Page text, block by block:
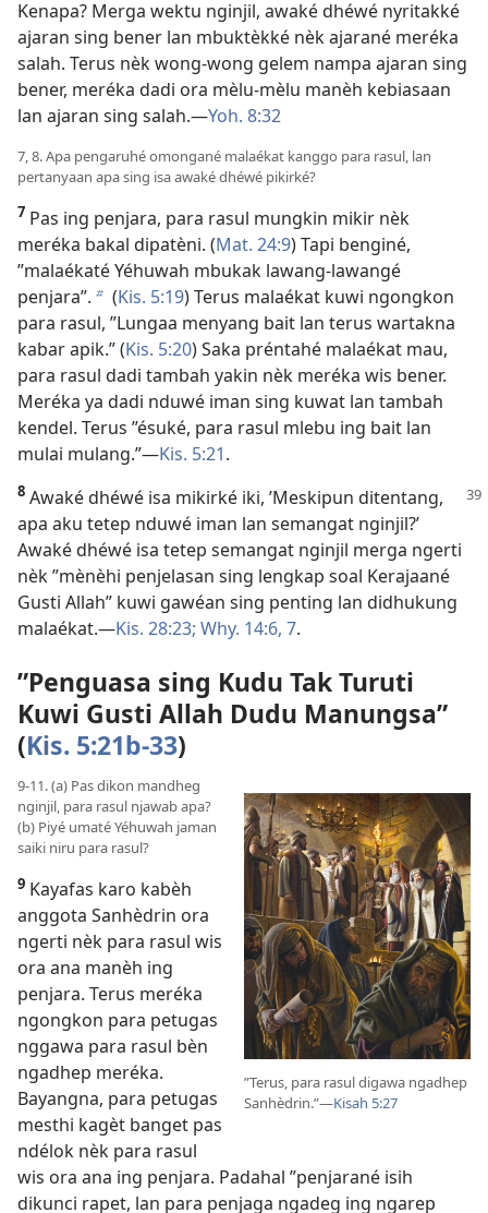
Kenapa? Merga wektu nginjil, awaké dhéwé nyritakké
ajaran sing bener lan mbuktèkké nèk ajarané meréka
salah. Terus nèk wong-wong gelem nampa ajaran sing
bener, meréka dadi ora mèlu-mèlu manèh kebiasaan
lan ajaran sing salah.​—Yoh. 8:32
7, 8. Apa pengaruhé omongané malaékat kanggo para rasul, lan
pertanyaan apa sing isa awaké dhéwé pikirké?
7 Pas ing penjara, para rasul mungkin mikir nèk
meréka bakal dipatèni. (Mat. 24:9) Tapi benginé,
”malaékaté Yéhuwah mbukak lawang-lawangé
penjara”. b (Kis. 5:19) Terus malaékat kuwi ngongkon
para rasul, ”Lungaa menyang bait lan terus wartakna
kabar apik.” (Kis. 5:20) Saka préntahé malaékat mau,
para rasul dadi tambah yakin nèk meréka wis bener.
Meréka ya dadi nduwé iman sing kuwat lan tambah
kendel. Terus ”ésuké, para rasul mlebu ing bait lan
mulai mulang.”​—Kis. 5:21.
8 Awaké dhéwé isa mikirké iki, ’Meskipun ditentang,
apa aku tetep nduwé iman lan semangat nginjil?’
Awaké dhéwé isa tetep semangat nginjil merga ngerti
nèk ”mènèhi penjelasan sing lengkap soal Kerajaané
Gusti Allah” kuwi gawéan sing penting lan didhukung
malaékat.​—Kis. 28:23; Why. 14:6, 7.
”Penguasa sing Kudu Tak Turuti
Kuwi Gusti Allah Dudu Manungsa”
(Kis. 5:21b-33)
”Terus, para rasul digawa ngadhep
Sanhèdrin.”—Kisah 5:27
9-11. (a) Pas dikon mandheg
nginjil, para rasul njawab apa?
(b) Piyé umaté Yéhuwah jaman
saiki niru para rasul?
9 Kayafas karo kabèh
anggota Sanhèdrin ora
ngerti nèk para rasul wis
ora ana manèh ing
penjara. Terus meréka
ngongkon para petugas
nggawa para rasul bèn
ngadhep meréka.
Bayangna, para petugas
mesthi kagèt banget pas
ndélok nèk para rasul
wis ora ana ing penjara. Padahal ”penjarané isih
dikunci rapet, lan para penjaga ngadeg ing ngarep